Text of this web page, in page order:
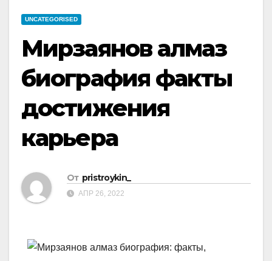
UNCATEGORISED
Мирзаянов алмаз
биография факты
достижения
карьера
От pristroykin_
АПР 26, 2022